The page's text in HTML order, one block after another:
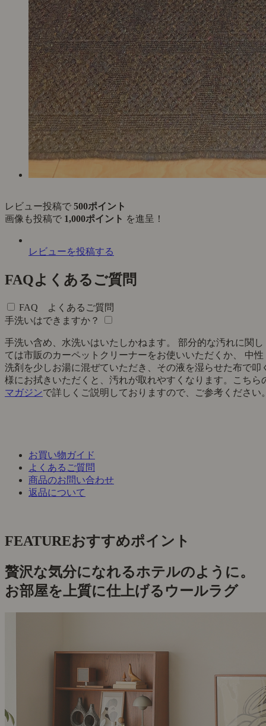
レビュー投稿で 500ポイント
画像も投稿で 1,000ポイント を進呈！
レビューを投稿する
FAQよくあるご質問
FAQ よくあるご質問
手洗いはできますか？
手洗い含め、水洗いはいたしかねます。 部分的な汚れに関し
ては市販のカーペットクリーナーをお使いいただくか、 中性
洗剤を少しお湯に混ぜていただき、その液を湿らせた布で叩
様にお拭きいただくと、汚れが取れやすくなります。こちら
マガジンで詳しくご説明しておりますので、ご参考ください
お買い物ガイド
よくあるご質問
商品のお問い合わせ
返品について
FEATUREおすすめポイント
贅沢な気分になれるホテルのように。
お部屋を上質に仕上げるウールラグ